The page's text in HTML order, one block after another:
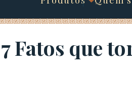
7 Fatos que